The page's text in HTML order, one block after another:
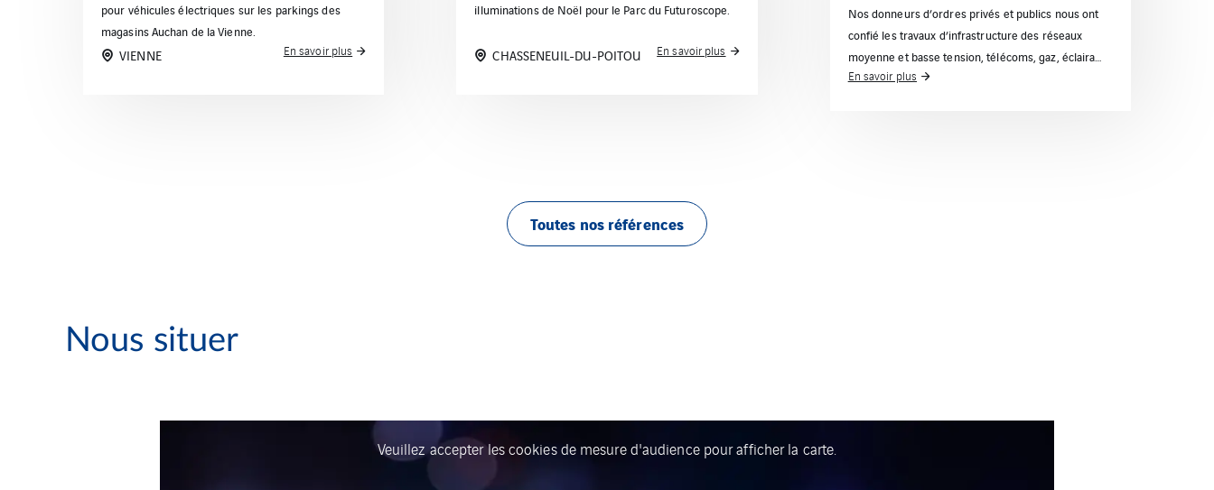
pour véhicules électriques sur les parkings des
magasins Auchan de la Vienne.
VIENNE En savoir plus
illuminations de Noël pour le Parc du Futuroscope.
CHASSENEUIL-DU-POITOU En savoir plus
Nos donneurs d’ordres privés et publics nous ont
confié les travaux d’infrastructure des réseaux
moyenne et basse tension, télécoms, gaz, éclaira…
En savoir plus
Toutes nos références
Nous situer
Veuillez accepter les cookies de mesure d'audience pour afficher la carte.